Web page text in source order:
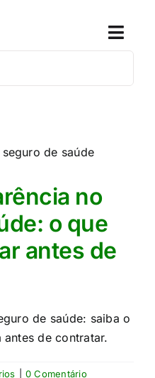
no
o que
antes de
de saúde: saiba o
de contratar.
0 Comentário